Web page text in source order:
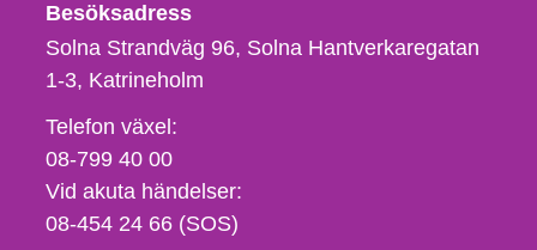
Besöksadress
Solna Strandväg 96, Solna Hantverkaregatan
1-3 Katrineholm
Telefon,
fax
och
e-
Telefon växel:
08-799 40 00
Vid akuta händelser:
08-454 24 66 (SOS)